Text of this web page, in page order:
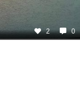
2 0